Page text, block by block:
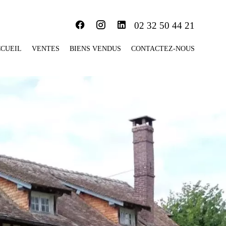
02 32 50 44 21
VENTES BIENS VENDUS CONTACTEZ-NOUS